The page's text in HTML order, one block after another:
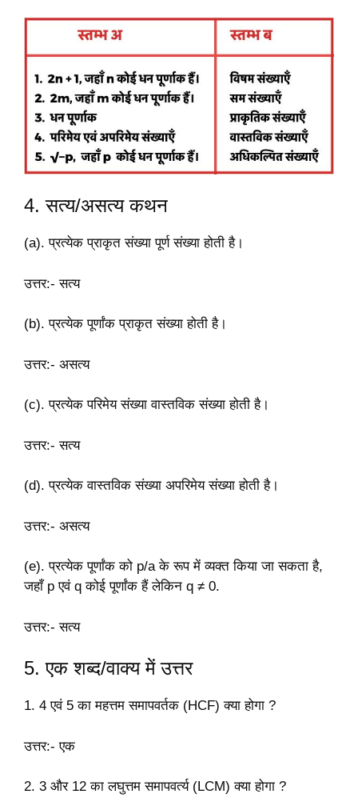
4. सत्य/असत्य कथन
(a). प्रत्येक प्राकृत संख्या पूर्ण संख्या होती है।
उत्तर:-सत्य
(b). प्रत्येक पूर्णांक प्राकृत संख्या होती है।
उत्तर:- असत्य
(c). प्रत्येक परिमेय संख्या वास्तविक संख्या होती है।
उत्तर:-सत्य
(d). प्रत्येक वास्तविक संख्या अपरिमेय संख्या होती है।
उत्तर:- असत्य
(e). प्रत्येक पूर्णांक को p/a के रूप में व्यक्त किया जा सकता है,
जहाँ p एवं q कोई पूर्णांक हैं लेकिन q ≠ 0.
उत्तर:-सत्य
5. एक शब्द/वाक्य में उत्तर
1. 4 एवं 5 का महत्तम समापवर्तक (HCF) क्या होगा ?
उत्तर:- एक
2. 3 और 12 का लघुत्तम समापवर्त्य (LCM) क्या होगा ?